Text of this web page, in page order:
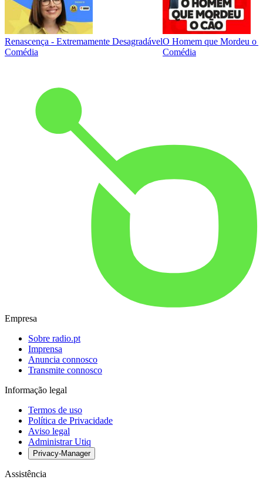
Renascença - Extremamente Desagradável
Comédia
O Homem que Mordeu o
Comédia
Empresa
Sobre radio.pt
Imprensa
Anuncia connosco
Transmite connosco
Informação legal
Termos de uso
Política de Privacidade
Aviso legal
Administrar Utiq
Privacy-Manager
Assistência